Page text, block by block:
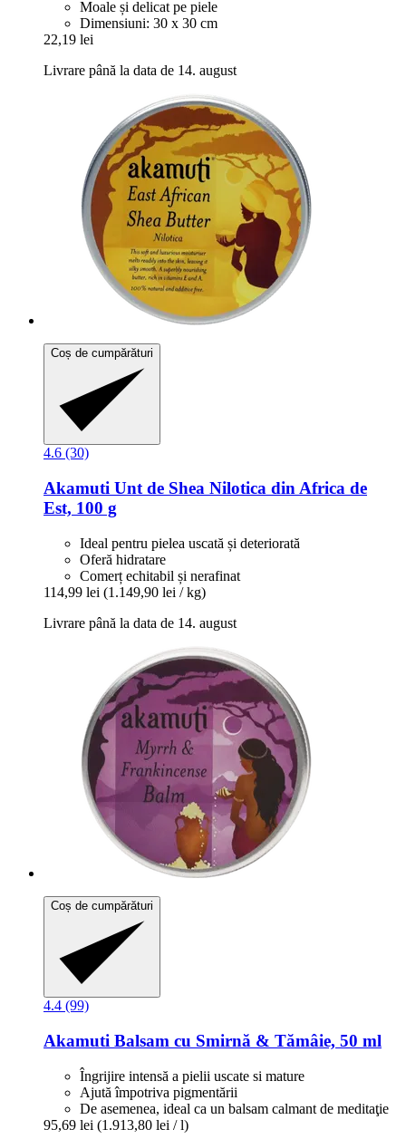
Moale și delicat pe piele
Dimensiuni: 30 x 30 cm
22,19 lei
Livrare până la data de 14. august
Coș de cumpărături
4.6 (30)
Akamuti Unt de Shea Nilotica din Africa de
Est, 100 g
Ideal pentru pielea uscată și deteriorată
Oferă hidratare
Comerț echitabil și nerafinat
114,99 lei (1.149,90 lei / kg)
Livrare până la data de 14. august
Coș de cumpărături
4.4 (99)
Akamuti Balsam cu Smirnă & Tămâie, 50 ml
Îngrijire intensă a pielii uscate si mature
Ajută împotriva pigmentării
De asemenea, ideal ca un balsam calmant de meditaţie
95,69 lei (1.913,80 lei / l)